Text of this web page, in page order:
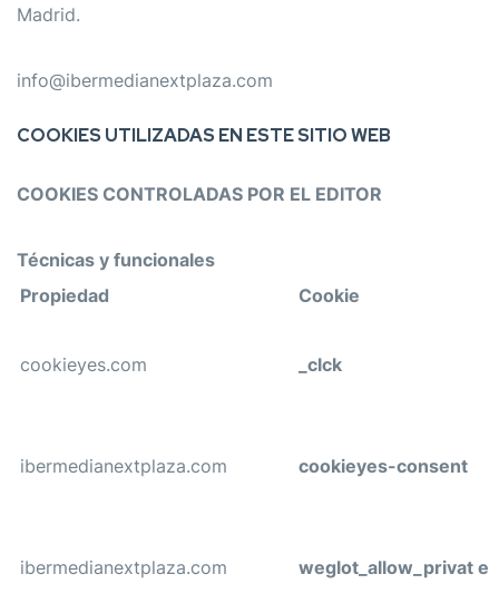
Madrid.
info@ibermedianextplaza.com
COOKIES UTILIZADAS EN ESTE SITIO WEB
COOKIES CONTROLADAS POR EL EDITOR
Técnicas y funcionales
Propiedad
Cookie
cookieyes.com _clck
ibermedianextplaza.com cookieyes-consent
ibermedianextplaza.com weglot_allow_privat e